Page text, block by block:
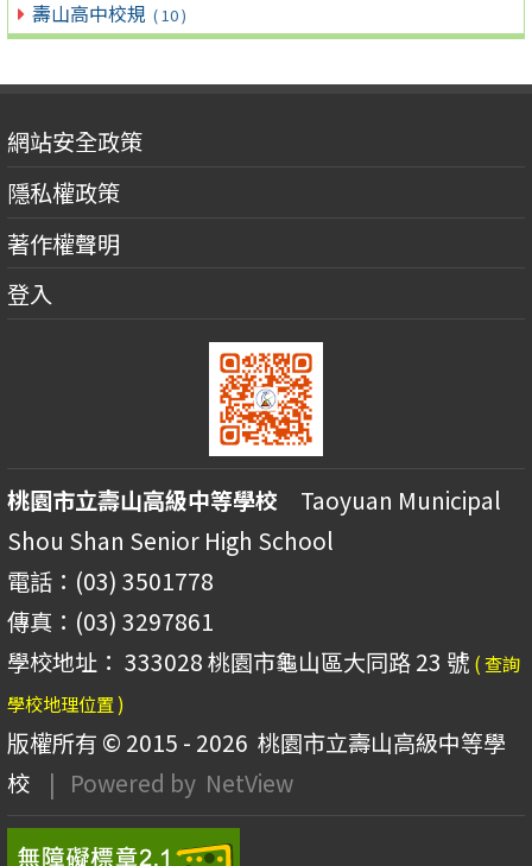
壽山高中校規 ( 10 )
網站安全政策
隱私權政策
著作權聲明
登入
桃園市立壽山高級中等學校 Taoyuan Municipal
Shou Shan Senior High School
電話：(03) 3501778
傳真：(03) 3297861
學校地址： 333028 桃園市龜山區大同路 23 號 ( 查詢
學校地理位置 )
版權所有 © 2015 - 2026 桃園市立壽山高級中等學
校
| Powered by NetView